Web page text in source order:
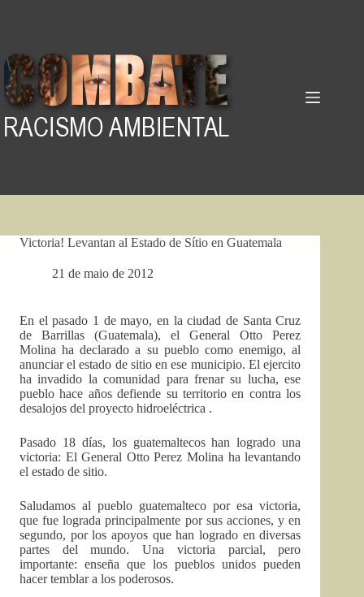
Victoria! Levantan al Estado de Sítio en Guatemala
21 de maio de 2012
En el pasado 1 de mayo, en la ciudad de Santa Cruz
de Barrillas (Guatemala), el General Otto Perez
Molina ha declarado a su pueblo como enemigo, al
anunciar el estado de sitio en ese municipio. El ejercito
ha invadido la comunidad para frenar su lucha, ese
pueblo hace años defiende su territorio en contra los
desalojos del proyecto hidroeléctrica .
Pasado 18 días, los guatemaltecos han logrado una
victoria: El General Otto Perez Molina ha levantando
el estado de sitio.
Saludamos al pueblo guatemalteco por esa victoria,
que fue lograda principalmente por sus acciones, y en
segundo, por los apoyos que han logrado en diversas
partes del mundo. Una victoria parcial, pero
importante: enseña que los pueblos unidos pueden
hacer temblar a los poderosos.